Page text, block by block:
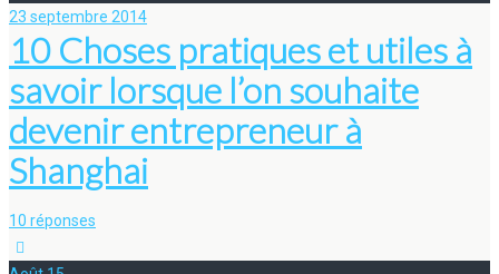
23 septembre 2014
10 Choses pratiques et utiles à
savoir lorsque l’on souhaite
devenir entrepreneur à
Shanghai
10 réponses